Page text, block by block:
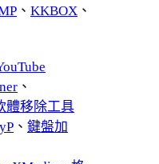
、 KKBOX 、
、
體移除工具
、 鍵盤加